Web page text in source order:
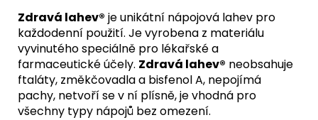
Zdravá lahev® je unikátní nápojová lahev pro
každodenní použití. Je vyrobena z materiálu
vyvinutého speciálně pro lékařské a
farmaceutické účely. Zdravá lahev® neobsahuje
ftaláty, změkčovadla a bisfenol A, nepojímá
pachy, netvoří se v ní plísně, je vhodná pro
všechny typy nápojů bez omezení.